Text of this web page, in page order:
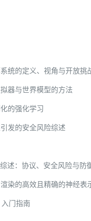
统的定义、视角与开放挑
器与世界模型的方法
的强化学习
发的安全风险综述
述：协议、安全风险与防
染的高效且精确的神经表
门指南